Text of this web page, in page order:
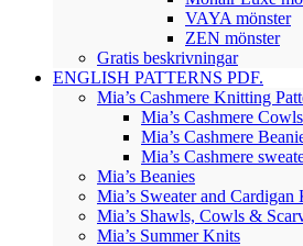
VAYA mönster
ZEN mönster
Gratis beskrivningar
ENGLISH PATTERNS PDF.
Mia’s Cashmere Knitting
Mia’s Cashmere
Mia’s Cashmere
Mia’s Cashmere
Mia’s Beanies
Mia’s Sweater and Cardigan
Mia’s Shawls, Cowls &
Mia’s Summer Knits